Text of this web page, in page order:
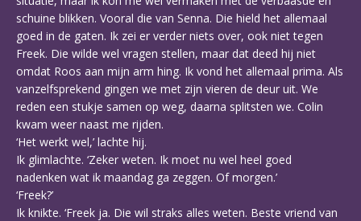
schuine blikken. Vooral die van Senna. Die hield het allemaal
goed in de gaten. Ik zei er verder niets over, ook niet tegen
Freek. Die wilde wel vragen stellen, maar dat deed hij niet
omdat Roos aan mijn arm hing. Ik vond het allemaal prima. Als
vanzelfsprekend gingen we met zijn vieren de deur uit. We
reden een stukje samen op weg, daarna splitsten we. Colin
kwam weer naast me rijden.
‘Het werkt wel,’ lachte hij.
Ik glimlachte. ‘Zeker weten. Ik moet nu wel heel goed
nadenken wat ik maandag ga zeggen. Of morgen.’
‘Freek?’
Ik knikte. ‘Freek ja. Die wil straks alles weten. Beste vriend van